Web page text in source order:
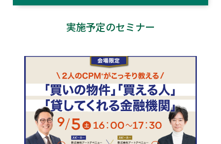
実施予定のセミナー